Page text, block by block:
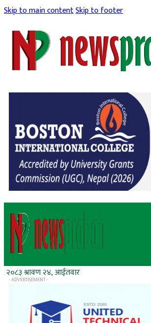
Skip to main contentSkip to footer
२०८३ श्रावण २४, आईतवार
- ADVERTISEMENT -